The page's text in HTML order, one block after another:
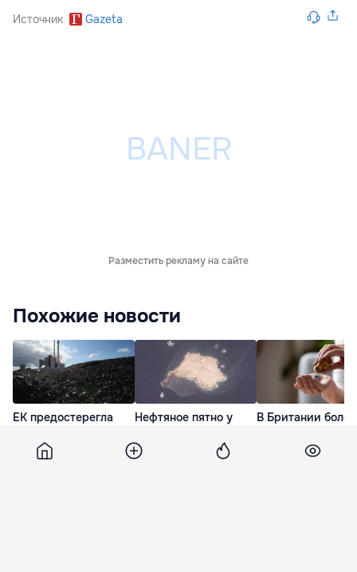
Источник Gazeta
Разместить рекламу на сайте
Похожие новости
ЕК предостерегла
намерением
отстрочить отказ от
Нефтяное пятно у
несколько дней
увеличилось в
В Британии
связали с
препаратами для